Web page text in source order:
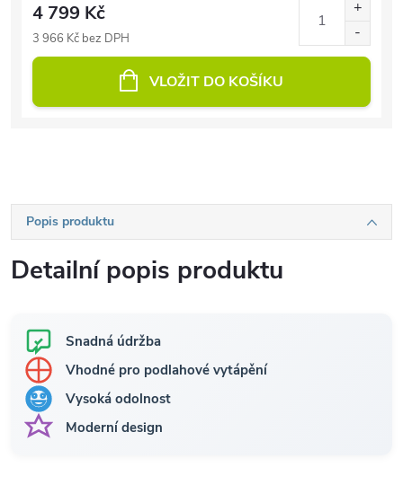
4 799 Kč
3 966 Kč bez DPH
VLOŽIT DO KOŠÍKU
Popis produktu
Detailní popis produktu
Snadná údržba
Vhodné pro podlahové vytápění
Vysoká odolnost
Moderní design